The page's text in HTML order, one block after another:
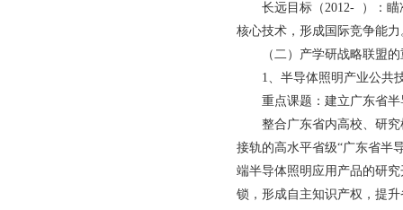
长远目标（2012- ）：
核心技术，形成国际竞争能力
（二）产学研战略联盟
1、半导体照明产业公共
重点课题：建立广东省
整合广东省内高校、研
接轨的高水平省级“广东省半
端半导体照明应用产品的研
锁，形成自主知识产权，提